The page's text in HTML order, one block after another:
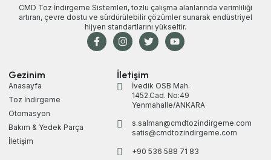
CMD Toz İndirgeme Sistemleri, tozlu çalışma alanlarında verimliliği
artıran, çevre dostu ve sürdürülebilir çözümler sunarak endüstriyel
hijyen standartlarını yükseltir.
Gezinim
Anasayfa
Toz İndirgeme
Otomasyon
Bakım & Yedek Parça
İletişim
İletişim
İvedik OSB Mah.
1452.Cad. No:49
Yenmahalle/ANKARA
s.salman@cmdtozindirgeme.com
satis@cmdtozindirgeme.com
+90 536 588 71 83